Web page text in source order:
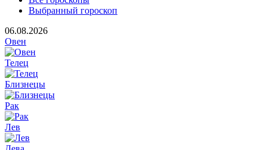
Выбранный гороскоп
06.08.2026
Овен
Телец
Близнецы
Рак
Лев